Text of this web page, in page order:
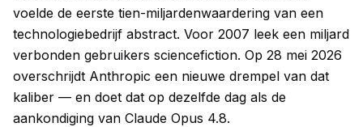
voelde de eerste tien-miljardenwaardering van een
technologiebedrijf abstract. Voor 2007 leek een miljard
verbonden gebruikers sciencefiction. Op 28 mei 2026
overschrijdt Anthropic een nieuwe drempel van dat
kaliber — en doet dat op dezelfde dag als de
aankondiging van Claude Opus 4.8.